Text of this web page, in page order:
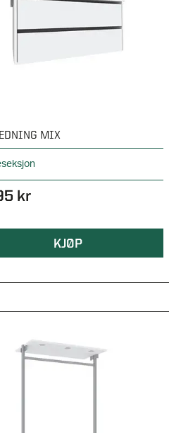
MIX
kr
KJØP